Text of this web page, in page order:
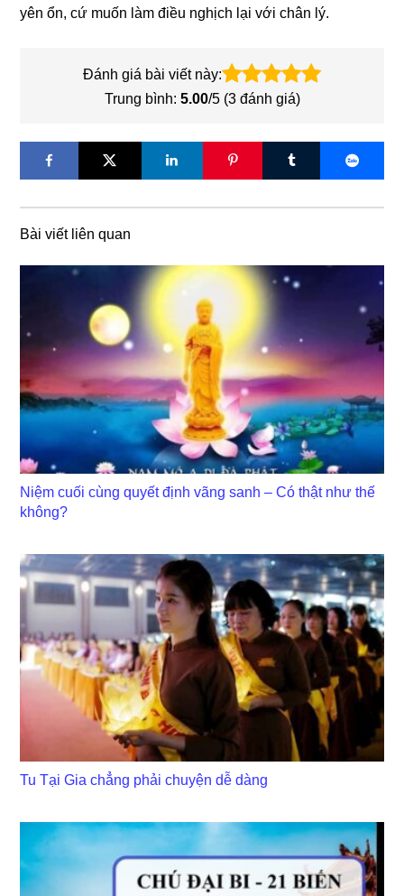
yên ổn, cứ muốn làm điều nghịch lại với chân lý.
Đánh giá bài viết này:
Trung bình: 5.00/5 (3đánh giá)
Bài viết liên quan
Niệm cuối cùng quyết định vãng sanh – Có thật như thế
không?
Tu Tại Gia chẳng phải chuyện dễ dàng